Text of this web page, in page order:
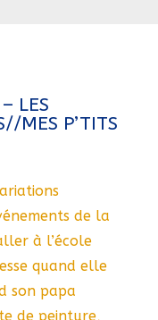
LES
MES P’TITS
de la
à l’école
quand elle
son papa
de peinture,